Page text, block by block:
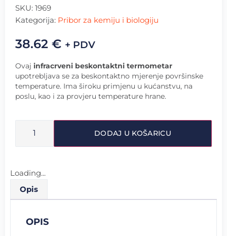
SKU: 1969
Kategorija: Pribor za kemiju i biologiju
38.62 € + PDV
Ovaj infracrveni beskontaktni termometar
upotrebljava se za beskontaktno mjerenje površinske
temperature. Ima široku primjenu u kućanstvu, na
poslu, kao i za provjeru temperature hrane.
DODAJ U KOŠARICU
Loading...
Opis
OPIS